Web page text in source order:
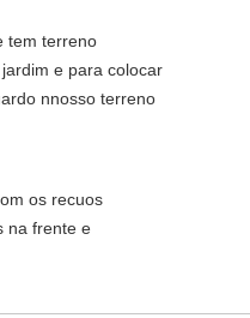
tem terreno
e para colocar
nnosso terreno
os recuos
na frente e